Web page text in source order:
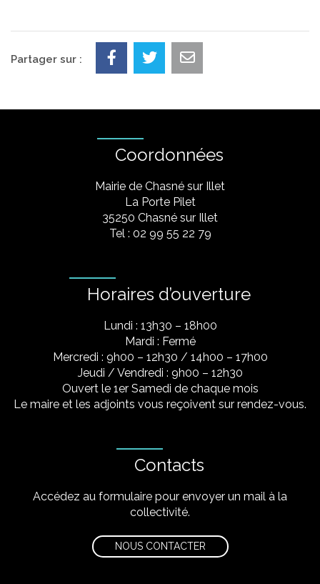
Partager sur :
Coordonnées
Mairie de Chasné sur Illet
La Porte Pilet
35250 Chasné sur Illet
Tel : 02 99 55 22 79
Horaires d’ouverture
Lundi : 13h30 – 18h00
Mardi : Fermé
Mercredi : 9h00 – 12h30 / 14h00 – 17h00
Jeudi / Vendredi : 9h00 – 12h30
Ouvert le 1er Samedi de chaque mois
Le maire et les adjoints vous reçoivent sur rendez-vous.
Contacts
Accédez au formulaire pour envoyer un mail à la
collectivité.
NOUS CONTACTER